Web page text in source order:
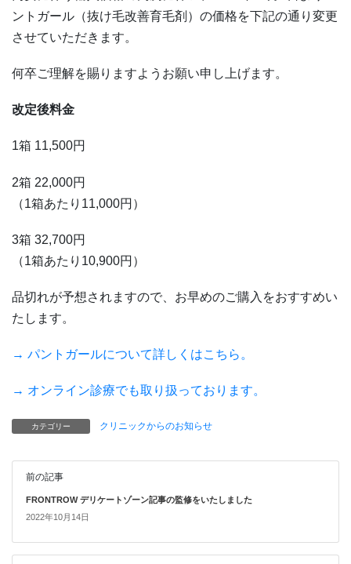
ントガール（抜け毛改善育毛剤）の価格を下記の通り変更
させていただきます。
何卒ご理解を賜りますようお願い申し上げます。
改定後料金
1箱 11,500円
2箱 22,000円
（1箱あたり11,000円）
3箱 32,700円
（1箱あたり10,900円）
品切れが予想されますので、お早めのご購入をおすすめい
たします。
→ パントガールについて詳しくはこちら。
→ オンライン診療でも取り扱っております。
カテゴリー クリニックからのお知らせ
前の記事
FRONTROW デリケートゾーン記事の監修をいたしました
2022年10月14日